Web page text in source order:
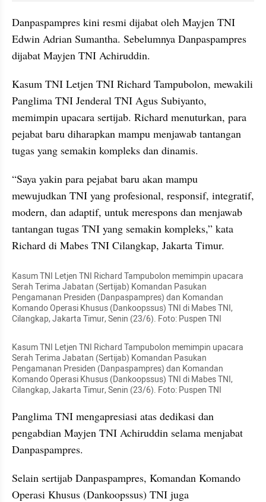
Danpaspampres kini resmi dijabat oleh Mayjen TNI
Edwin Adrian Sumantha. Sebelumnya Danpaspampres
dijabat Mayjen TNI Achiruddin.
Kasum TNI Letjen TNI Richard Tampubolon, mewakili
Panglima TNI Jenderal TNI Agus Subiyanto,
memimpin upacara sertijab. Richard menuturkan, para
pejabat baru diharapkan mampu menjawab tantangan
tugas yang semakin kompleks dan dinamis.
“Saya yakin para pejabat baru akan mampu
mewujudkan TNI yang profesional, responsif, integratif,
modern, dan adaptif, untuk merespons dan menjawab
tantangan tugas TNI yang semakin kompleks,” kata
Richard di Mabes TNI Cilangkap, Jakarta Timur.
Kasum TNI Letjen TNI Richard Tampubolon memimpin upacara
Serah Terima Jabatan (Sertijab) Komandan Pasukan
Pengamanan Presiden (Danpaspampres) dan Komandan
Komando Operasi Khusus (Dankoopssus) TNI di Mabes TNI,
Cilangkap, Jakarta Timur, Senin (23/6). Foto: Puspen TNI
Kasum TNI Letjen TNI Richard Tampubolon memimpin upacara
Serah Terima Jabatan (Sertijab) Komandan Pasukan
Pengamanan Presiden (Danpaspampres) dan Komandan
Komando Operasi Khusus (Dankoopssus) TNI di Mabes TNI,
Cilangkap, Jakarta Timur, Senin (23/6). Foto: Puspen TNI
Panglima TNI mengapresiasi atas dedikasi dan
pengabdian Mayjen TNI Achiruddin selama menjabat
Danpaspampres.
Selain sertijab Danpaspampres, Komandan Komando
Operasi Khusus (Dankoopssus) TNI juga